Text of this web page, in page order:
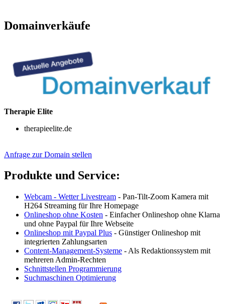
Domainverkäufe
Therapie Elite
therapieelite.de
Anfrage zur Domain stellen
Produkte und Service:
Webcam - Wetter Livestream - Pan-Tilt-Zoom Kamera mit
H264 Streaming für Ihre Homepage
Onlineshop ohne Kosten - Einfacher Onlineshop ohne Klarna
und ohne Paypal für Ihre Webseite
Onlineshop mit Paypal Plus - Günstiger Onlineshop mit
integrierten Zahlungsarten
Content-Management-Systeme - Als Redaktionssystem mit
mehreren Admin-Rechten
Schnittstellen Programmierung
Suchmaschinen Optimierung